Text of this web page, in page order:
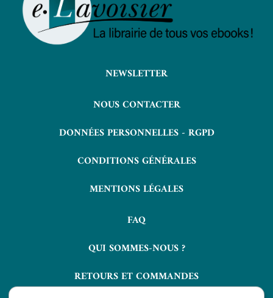
NEWSLETTER
NOUS CONTACTER
DONNÉES PERSONNELLES - RGPD
CONDITIONS GÉNÉRALES
MENTIONS LÉGALES
FAQ
QUI SOMMES-NOUS ?
RETOURS ET COMMANDES